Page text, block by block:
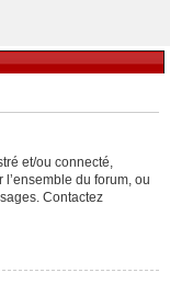
et/ou connecté,
du forum, ou
Contactez